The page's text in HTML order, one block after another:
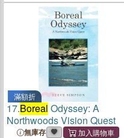
滿額折
17.Boreal Odyssey: A
Northwoods Vision Quest
無庫存